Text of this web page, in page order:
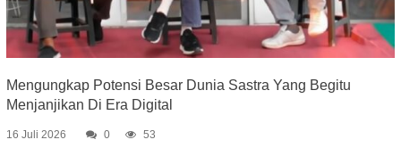
Mengungkap Potensi Besar Dunia Sastra Yang Begitu
Menjanjikan Di Era Digital
16 Juli 2026 0 53